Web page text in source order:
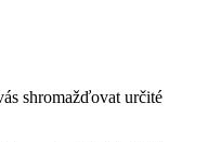
shromažďovat určité